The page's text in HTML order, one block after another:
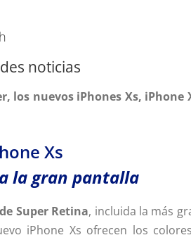
noticias
los nuevos iPhones Xs, iPhone
Xs
la gran pantalla
Super Retina, incluida la más
iPhone Xs ofrecen los